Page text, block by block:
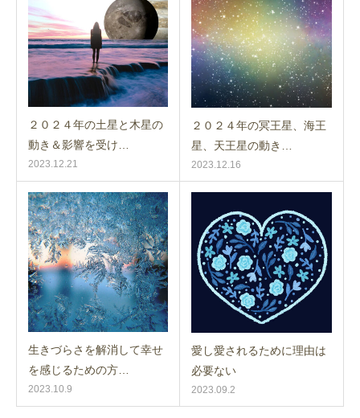
２０２４年の土星と木星の
動き＆影響を受け…
2023.12.21
２０２４年の冥王星、海王
星、天王星の動き…
2023.12.16
生きづらさを解消して幸せ
を感じるための方…
2023.10.9
愛し愛されるために理由は
必要ない
2023.09.2